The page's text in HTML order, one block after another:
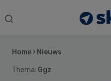
Search
Home › Nieuws
Thema: Ggz
Sidebar